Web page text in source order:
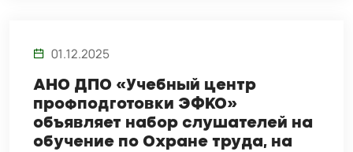
01.12.2025
АНО ДПО «Учебный центр
профподготовки ЭФКО»
объявляет набор слушателей на
обучение по Охране труда, на